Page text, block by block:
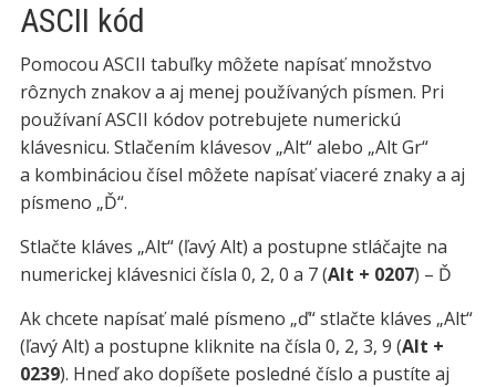
ASCII kód
Pomocou ASCII tabuľky môžete napísať množstvo
rôznych znakov a aj menej používaných písmen. Pri
používaní ASCII kódov potrebujete numerickú
klávesnicu. Stlačením klávesov „Alt“ alebo „Alt Gr“
a kombináciou čísel môžete napísať viaceré znaky a aj
písmeno „Ď“.
Stlačte kláves „Alt“ (ľavý Alt) a postupne stláčajte na
numerickej klávesnici čísla 0, 2, 0 a 7 (Alt + 0207) – Ď
Ak chcete napísať malé písmeno „ď“ stlačte kláves „Alt“
(ľavý Alt) a postupne kliknite na čísla 0, 2, 3, 9 (Alt +
0239). Hneď ako dopíšete posledné číslo a pustíte aj